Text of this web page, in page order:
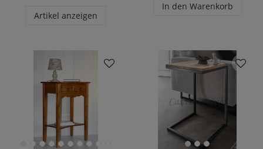
Artikel anzeigen
In den Warenkorb